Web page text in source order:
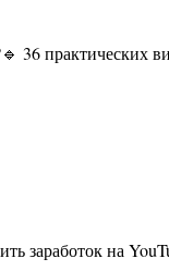
заработок на